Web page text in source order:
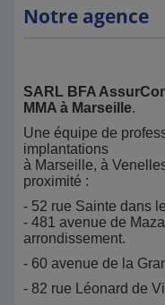
Notre agence
SARL BFA
MMA à Marseille.
Une équipe de
implantations
à Marseille, à
proximité :
- 52 rue Sainte dans
- 481 avenue de
arrondissement.
- 60 avenue de la
- 82 rue Léonard de